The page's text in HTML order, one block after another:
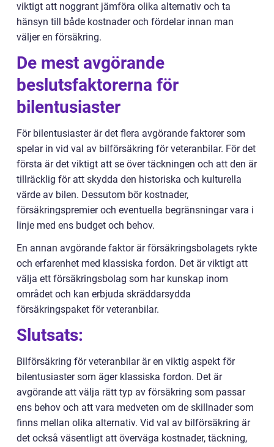
viktigt att noggrant jämföra olika alternativ och ta
hänsyn till både kostnader och fördelar innan man
väljer en försäkring.
De mest avgörande
beslutsfaktorerna för
bilentusiaster
För bilentusiaster är det flera avgörande faktorer som
spelar in vid val av bilförsäkring för veteranbilar. För det
första är det viktigt att se över täckningen och att den är
tillräcklig för att skydda den historiska och kulturella
värde av bilen. Dessutom bör kostnader,
försäkringspremier och eventuella begränsningar vara i
linje med ens budget och behov.
En annan avgörande faktor är försäkringsbolagets rykte
och erfarenhet med klassiska fordon. Det är viktigt att
välja ett försäkringsbolag som har kunskap inom
området och kan erbjuda skräddarsydda
försäkringspaket för veteranbilar.
Slutsats:
Bilförsäkring för veteranbilar är en viktig aspekt för
bilentusiaster som äger klassiska fordon. Det är
avgörande att välja rätt typ av försäkring som passar
ens behov och att vara medveten om de skillnader som
finns mellan olika alternativ. Vid val av bilförsäkring är
det också väsentligt att överväga kostnader, täckning,